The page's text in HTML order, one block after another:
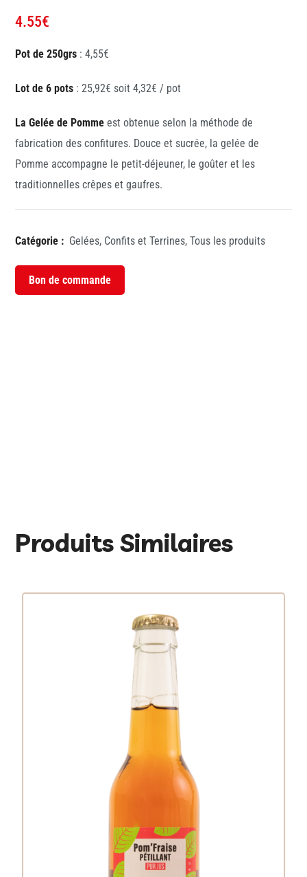
4.55€
Pot de 250grs : 4,55€
Lot de 6 pots : 25,92€ soit 4,32€ / pot
La Gelée de Pomme est obtenue selon la méthode de
fabrication des confitures. Douce et sucrée, la gelée de
Pomme accompagne le petit-déjeuner, le goûter et les
traditionnelles crêpes et gaufres.
Catégorie : Gelées, Confits et Terrines,Tous les produits
Bon de commande
Produits Similaires